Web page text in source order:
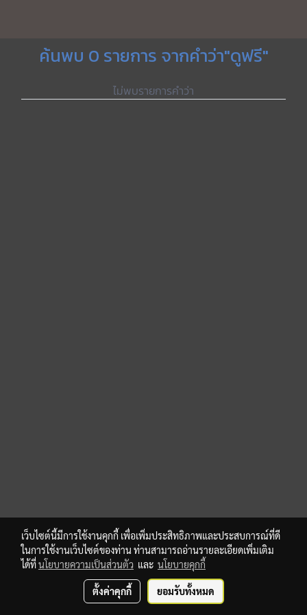
ค้นพบ 0 รายการ จากคำว่า"ดูฟรี"
ไม่พบรายการคำว่า
เว็บไซต์นี้มีการใช้งานคุกกี้ เพื่อเพิ่มประสิทธิภาพและประสบการณ์ที่ดี
ในการใช้งานเว็บไซต์ของท่าน ท่านสามารถอ่านรายละเอียดเพิ่มเติม
ได้ที่นโยบายความเป็นส่วนตัว และ นโยบายคุกกี้
ตั้งค่าคุกกี้ ยอมรับทั้งหมด